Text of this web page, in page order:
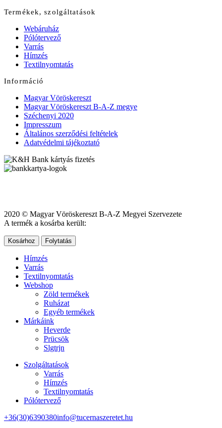
Termékek, szolgáltatások
Webáruház
Pólótervező
Varrás
Hímzés
Textilnyomtatás
Információ
Magyar Vöröskereszt
Magyar Vöröskereszt B-A-Z megye
Széchenyi 2020
Impresszum
Általános szerződési feltételek
Adatvédelmi tájékoztató
2020 © Magyar Vöröskereszt B-A-Z Megyei Szervezete
A termék a kosárba került:
Kosárhoz Folytatás
Hímzés
Varrás
Textilnyomtatás
Webshop
Zöld termékek
Ruházat
Egyéb termékek
Márkáink
Heverde
Prücsök
Slgtrjn
Szolgáltatások
Varrás
Hímzés
Textilnyomtatás
Pólótervező
+36(30)6390380info@tucernaszeretet.hu